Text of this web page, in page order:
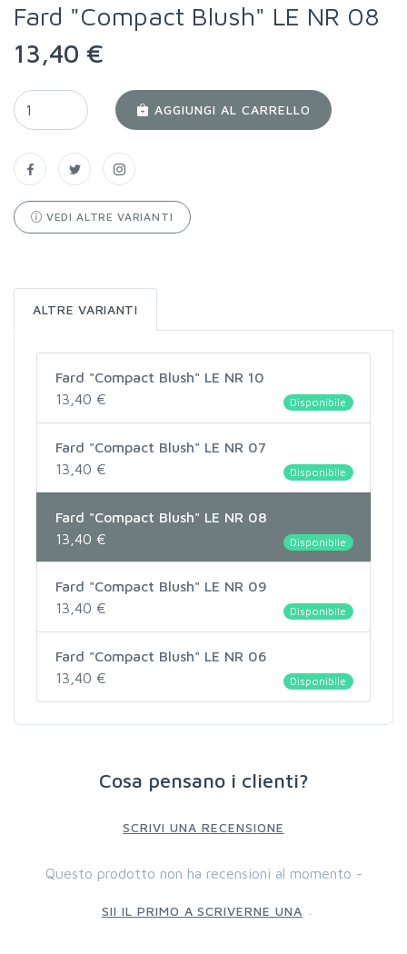
Fard "Compact Blush" LE NR 08
13,40 €
AGGIUNGI AL CARRELLO
VEDI ALTRE VARIANTI
ALTRE VARIANTI
Fard "Compact Blush" LE NR 10
Disponibile
13,40 €
Fard "Compact Blush" LE NR 07
Disponibile
13,40 €
Fard "Compact Blush" LE NR 08
Disponibile
13,40 €
Fard "Compact Blush" LE NR 09
Disponibile
13,40 €
Fard "Compact Blush" LE NR 06
Disponibile
13,40 €
Cosa pensano i clienti?
SCRIVI UNA RECENSIONE
Questo prodotto non ha recensioni al momento -
SII IL PRIMO A SCRIVERNE UNA